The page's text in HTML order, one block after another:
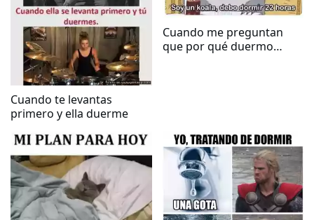
Cuando te levantas
primero y ella duerme
Cuando me preguntan
que por qué duermo